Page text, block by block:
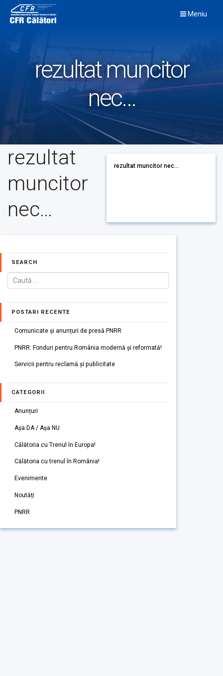
content
Meniu
rezultat muncitor
nec…
rezultat
muncitor
nec…
rezultat muncitor nec...
SEARCH
POSTARI RECENTE
Comunicate și anunțuri de presă PNRR
PNRR: Fonduri pentru România modernă și reformată!
Servicii pentru reclamă și publicitate
CATEGORII
Anunțuri
Așa DA / Așa NU
Călătoria cu Trenul în Europa!
Călătoria cu trenul în România!
Evenimente
Noutăți
PNRR